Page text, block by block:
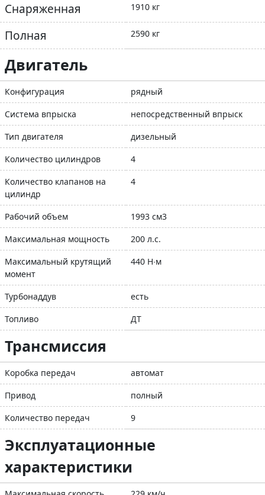
Снаряженная 1910 кг
Полная 2590 кг
Двигатель
Конфигурация
рядный
Система впрыска
непосредственный впрыск
Тип двигателя
дизельный
Количество цилиндров
4
Количество клапанов на
цилиндр
4
Рабочий объем
1993 см3
Максимальная мощность
200 л.с.
Максимальный крутящий
момент
440 Н∙м
Турбонаддув
есть
Топливо
ДТ
Трансмиссия
Коробка передач
автомат
Привод
полный
Количество передач
9
Эксплуатационные
характеристики